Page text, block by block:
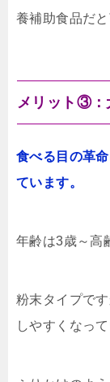
養補助食品だ
メリット③：
食べる目の革
ています。
年齢は3歳～高
粉末タイプで
しやすくなって